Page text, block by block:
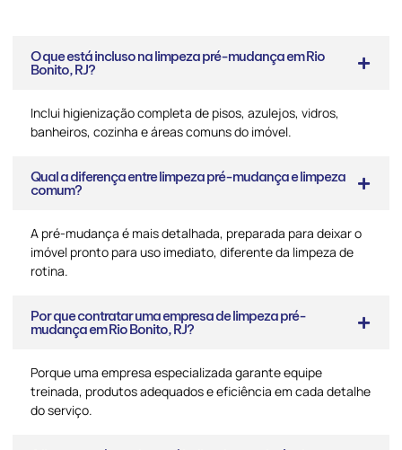
O que está incluso na limpeza pré-mudança em Rio
Bonito, RJ?
Inclui higienização completa de pisos, azulejos, vidros,
banheiros, cozinha e áreas comuns do imóvel.
Qual a diferença entre limpeza pré-mudança e limpeza
comum?
A pré-mudança é mais detalhada, preparada para deixar o
imóvel pronto para uso imediato, diferente da limpeza de
rotina.
Por que contratar uma empresa de limpeza pré-
mudança em Rio Bonito, RJ?
Porque uma empresa especializada garante equipe
treinada, produtos adequados e eficiência em cada detalhe
do serviço.